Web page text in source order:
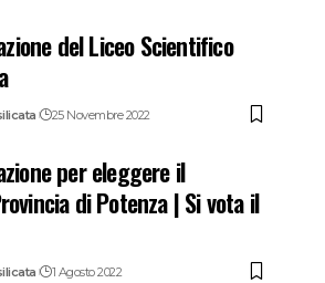
del Liceo Scientifico
25 Novembre 2022
per eleggere il
di Potenza | Si vota il
1 Agosto 2022